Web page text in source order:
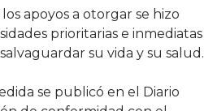
apoyos a otorgar se hizo
prioritarias e inmediatas
su vida y su salud.
se publicó en el Diario